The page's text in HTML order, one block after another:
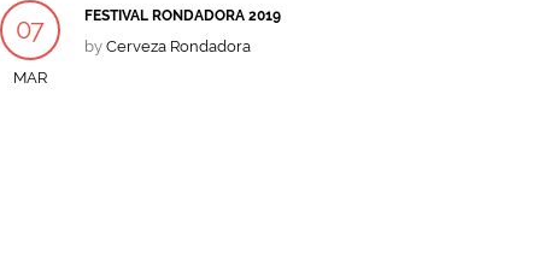
07
MAR
FESTIVAL RONDADORA 2019
by Cerveza Rondadora